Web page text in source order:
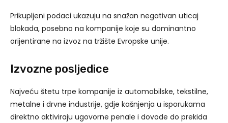
Prikupljeni podaci ukazuju na snažan negativan uticaj
blokada, posebno na kompanije koje su dominantno
orijentirane na izvoz na tržište Evropske unije.
Izvozne posljedice
Najveću štetu trpe kompanije iz automobilske, tekstilne,
metalne i drvne industrije, gdje kašnjenja u isporukama
direktno aktiviraju ugovorne penale i dovode do prekida